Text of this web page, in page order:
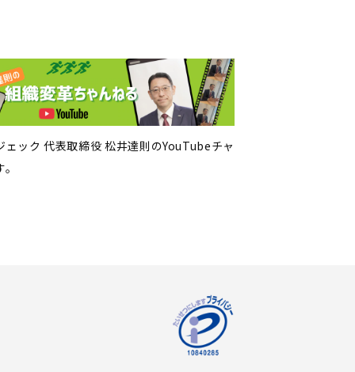
ェック 代表取締役 松井達則のYouTubeチャ